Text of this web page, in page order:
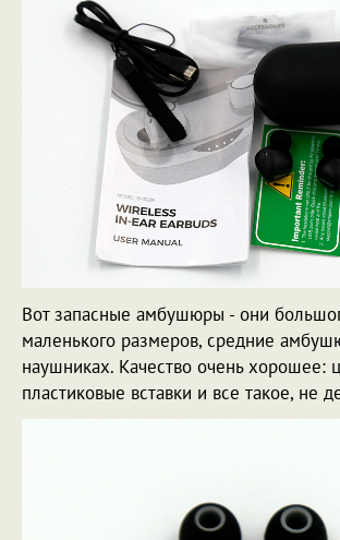
Вот запасные амбушюры - они
маленького размеров, средние
наушниках. Качество очень хорошее:
пластиковые вставки и все такое, не